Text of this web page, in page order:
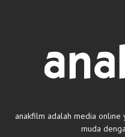
anakfilm adalah media
muda